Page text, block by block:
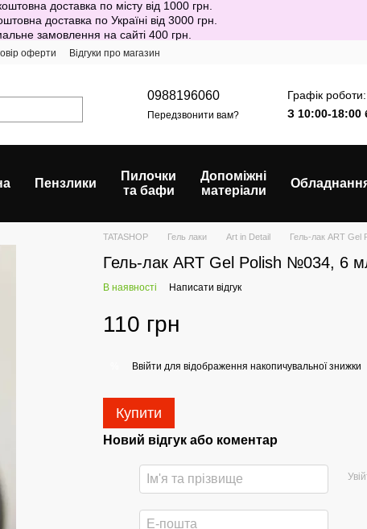
доставка по місту від 1000 грн.
доставка по Україні від 3000 грн.
замовлення на сайті 400 грн.
оферти Відгуки про магазин
0988196060
Передзвонити вам?
Графік роботи:
З 10:00-18:00
Пензлики
Пилочки
та бафи
Допоміжні
матеріали
TATASHOP Гель лаки Art in Detail Гель-лак ART
Гель-лак ART Gel Polish №034, 6
В наявності Написати відгук
110 грн
Ввійти для відображення накопичувальної знижки
Купити
Новий відгук або коментар